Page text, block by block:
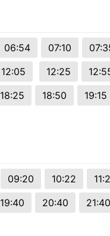
06:54 07:10
12:05 12:25
18:25 18:50 19:15
09:20 10:22
19:40 20:40 21:40